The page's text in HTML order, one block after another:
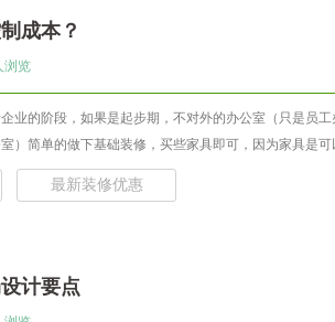
成本？
浏览
业的阶段，如果是起步期，不对外的办公室（只是员工
）简单的做下基础装修，买些家具即可，因为家具是可
最新装修优惠
计要点